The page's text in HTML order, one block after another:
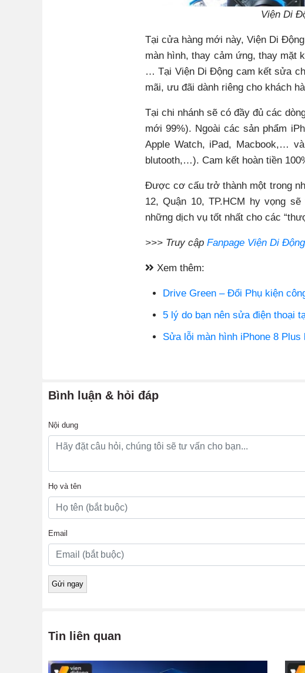
Viện Di
Tại cửa hàng mới này, Viện Di
màn hình, thay cảm ứng, thay mặt
… Tại Viện Di Động cam kết sửa
mãi, ưu đãi dành riêng cho khách
Tại chi nhánh sẽ có đầy đủ các
mới 99%). Ngoài các sản phẩm
Apple Watch, iPad, Macbook,…
blutooth,…). Cam kết hoàn tiền
Được cơ cấu trở thành một trong
12, Quận 10, TP.HCM hy vọng
những dịch vụ tốt nhất cho các
>>> Truy cập Fanpage Viện Di Động
Xem thêm:
Drive Green – Đổi Phụ kiện
5 lý do bạn nên sửa điện thoại
Sửa lỗi màn hình iPhone 8
Bình luận & hỏi đáp
Nội dung
Họ và tên
Email
Tin liên quan